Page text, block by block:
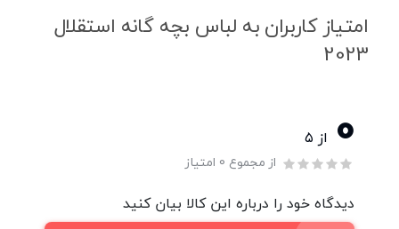
امتیاز کاربران به لباس بچه گانه استقلال
2023
0 از ۵
از مجموع 0 امتیاز
دیدگاه خود را درباره این کالا بیان کنید